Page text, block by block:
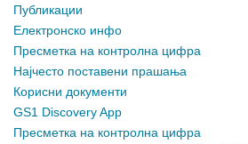
Публикации
Електронско инфо
Пресметка на контролна цифра
Најчесто поставени прашања
Корисни документи
GS1 Discovery App
Пресметка на контролна цифра